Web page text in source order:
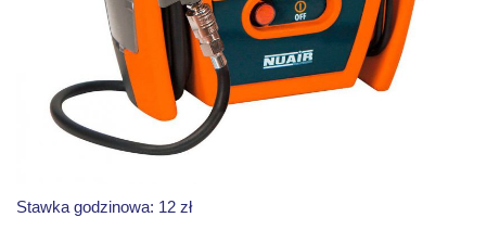
Stawka godzinowa: 12 zł